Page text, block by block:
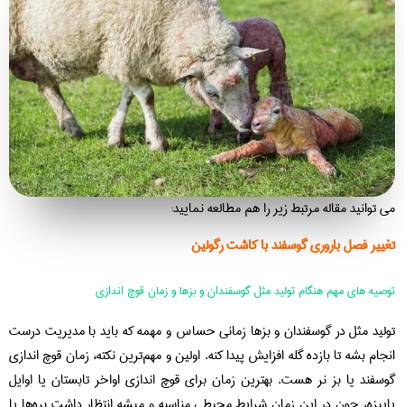
می توانید مقاله مرتبط زیر را هم مطالعه نمایید:
تغییر فصل باروری گوسفند با کاشت رگولین
توصیه های مهم هنگام تولید مثل گوسفندان و بزها و زمان قوچ اندازی
تولید مثل در گوسفندان و بزها زمانی حساس و مهمه که باید با مدیریت درست
انجام بشه تا بازده گله افزایش پیدا کنه. اولین و مهم‌ترین نکته، زمان‌ قوچ اندازی
گوسفند یا بز نر هست. بهترین زمان برای قوچ اندازی اواخر تابستان یا اوایل